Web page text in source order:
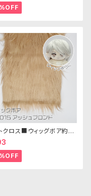
クロス■ウィッグボア約8c
シュブロンド)WB015 ボ
25cm × 45cm